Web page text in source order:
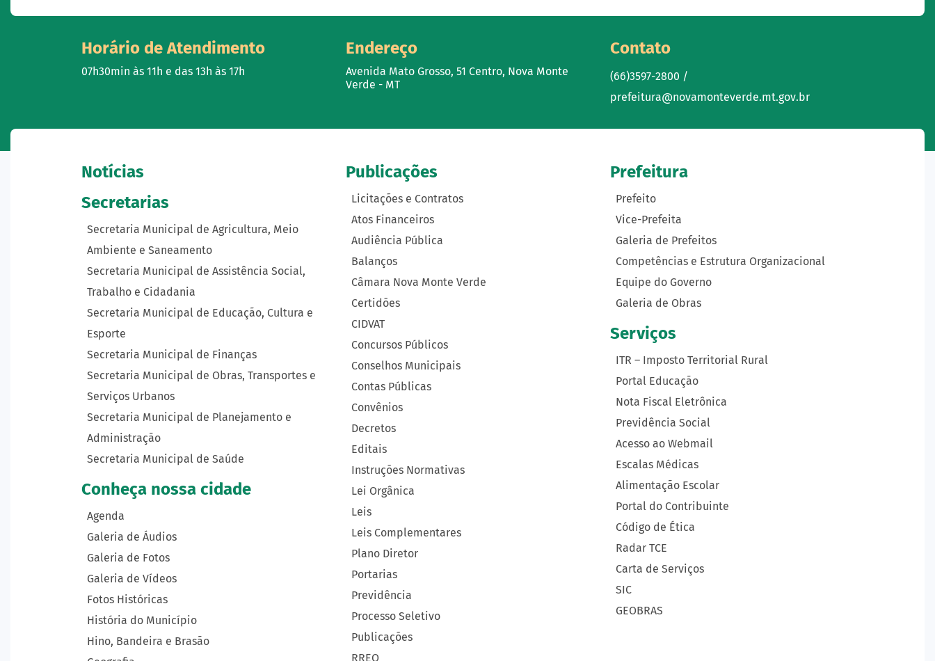
Horário de Atendimento
07h30min às 11h e das 13h às 17h
Endereço
Avenida Mato Grosso, 51 Centro, Nova Monte
Verde - MT
Contato
(66)3597-2800 /
prefeitura@novamonteverde.mt.gov.br
Notícias
Secretarias
Secretaria Municipal de Agricultura, Meio
Ambiente e Saneamento
Secretaria Municipal de Assistência Social,
Trabalho e Cidadania
Secretaria Municipal de Educação, Cultura e
Esporte
Secretaria Municipal de Finanças
Secretaria Municipal de Obras, Transportes e
Serviços Urbanos
Secretaria Municipal de Planejamento e
Administração
Secretaria Municipal de Saúde
Conheça nossa cidade
Agenda
Galeria de Áudios
Galeria de Fotos
Galeria de Vídeos
Fotos Históricas
História do Município
Hino, Bandeira e Brasão
Publicações
Licitações e Contratos
Atos Financeiros
Audiência Pública
Balanços
Câmara Nova Monte Verde
Certidões
CIDVAT
Concursos Públicos
Conselhos Municipais
Contas Públicas
Convênios
Decretos
Editais
Instruções Normativas
Lei Orgânica
Leis
Leis Complementares
Plano Diretor
Portarias
Previdência
Processo Seletivo
Publicações
RREO
Prefeitura
Prefeito
Vice-Prefeita
Galeria de Prefeitos
Competências e Estrutura Organizacional
Equipe do Governo
Galeria de Obras
Serviços
ITR – Imposto Territorial Rural
Portal Educação
Nota Fiscal Eletrônica
Previdência Social
Acesso ao Webmail
Escalas Médicas
Alimentação Escolar
Portal do Contribuinte
Código de Ética
Radar TCE
Carta de Serviços
SIC
GEOBRAS